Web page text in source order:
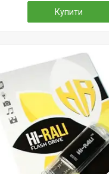
Купити